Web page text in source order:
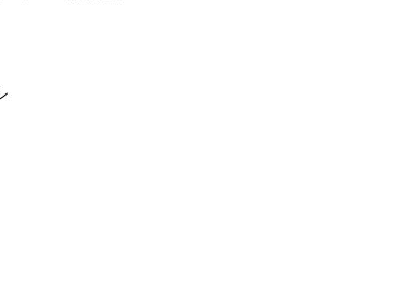
ターズ
ェロ組曲第一番より「プレリュード」バッハ（譜面は